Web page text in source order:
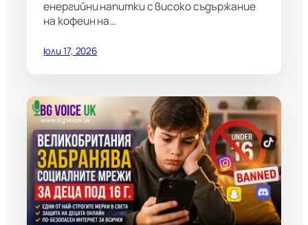
енергийни напитки с високо съдържание
на кофеин на…
юли 17, 2026